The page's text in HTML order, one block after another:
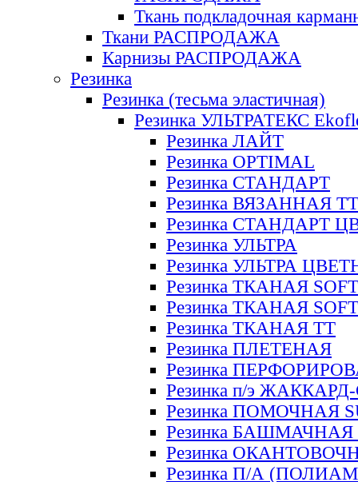
Ткань подкладочная
Ткани РАСПРОДАЖА
Карнизы РАСПРОДАЖА
Резинка
Резинка (тесьма эластичная)
Резинка УЛЬТРАТЕКС
Резинка ЛАЙТ
Резинка OPTIMAL
Резинка СТАНДАРТ
Резинка ВЯЗАННАЯ ТТ
Резинка СТАНДАРТ
Резинка УЛЬТРА
Резинка УЛЬТРА
Резинка ТКАНАЯ SOFT
Резинка ТКАНАЯ
Резинка ТКАНАЯ ТТ
Резинка ПЛЕТЕНАЯ
Резинка
Резинка п/э
Резинка ПОМОЧНАЯ
Резинка БАШМАЧНАЯ
Резинка
Резинка П/А